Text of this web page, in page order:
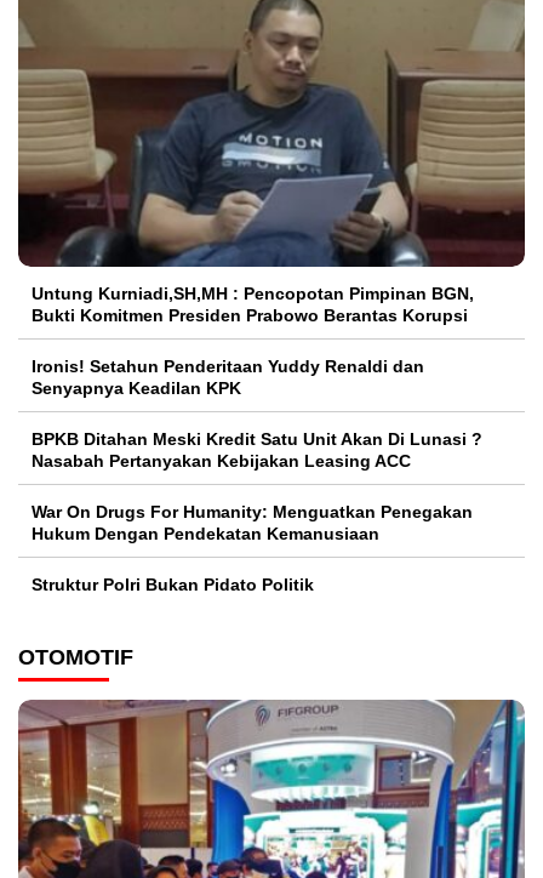
Untung Kurniadi,SH,MH : Pencopotan Pimpinan BGN,
Bukti Komitmen Presiden Prabowo Berantas Korupsi
Ironis! Setahun Penderitaan Yuddy Renaldi dan
Senyapnya Keadilan KPK
BPKB Ditahan Meski Kredit Satu Unit Akan Di Lunasi ?
Nasabah Pertanyakan Kebijakan Leasing ACC
War On Drugs For Humanity: Menguatkan Penegakan
Hukum Dengan Pendekatan Kemanusiaan
Struktur Polri Bukan Pidato Politik
OTOMOTIF